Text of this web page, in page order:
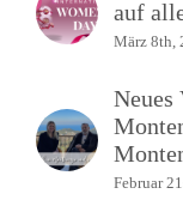
auf
März 8th,
Neues
Februar